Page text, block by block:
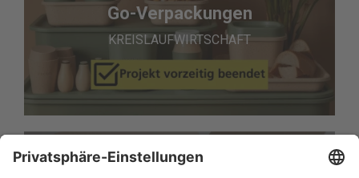
Go-Verpackungen
KREISLAUFWIRTSCHAFT